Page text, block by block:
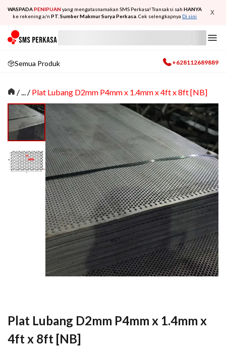
WASPADAPENIPUAN yang mengatasnamakan SMS Perkasa! Transaksi sah HANYA
ke rekening a/n PT. Sumber Makmur Surya Perkasa . Cek selengkapnya Di sini X
Semua Produk +628112689889
/... / Plat Lubang D2mm P4mm x 1.4mm x 4ft x 8ft [NB]
Plat Lubang D2mm P4mm x 1.4mm x
4ft x 8ft [NB]